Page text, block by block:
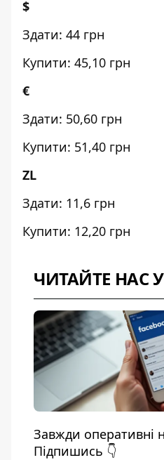
$
Здати: 44 грн
Купити: 45,10 грн
€
Здати: 50,60 грн
Купити: 51,40 грн
ZL
Здати: 11,6 грн
Купити: 12,20 грн
ЧИТАЙТЕ НАС У
Завжди оперативні
Підпишись 👇